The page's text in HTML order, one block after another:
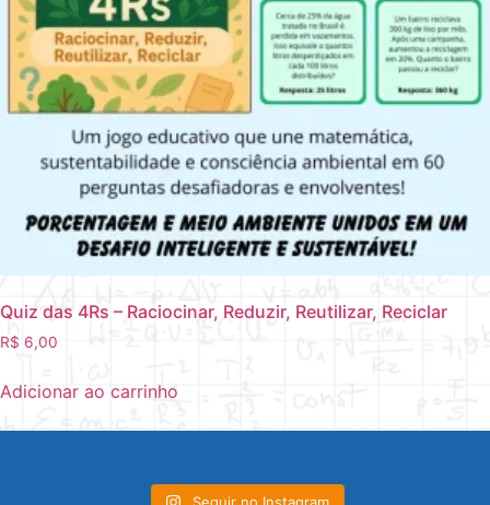
Quiz das 4Rs – Raciocinar, Reduzir, Reutilizar, Reciclar
R$ 6,00
Adicionar ao carrinho
Seguir no Instagram